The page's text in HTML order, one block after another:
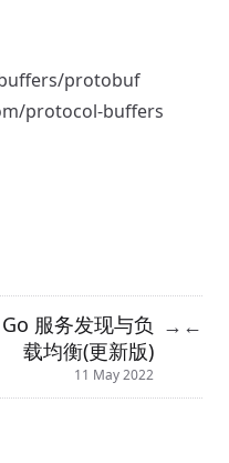
protobuf
protocol-buffers
服务发现与负
载均衡(更新版)
11 May 2022
→ ←